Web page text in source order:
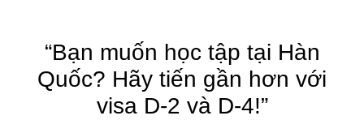
“Bạn muốn học tập tại Hàn
Quốc? Hãy tiến gần hơn với
visa D-2 và D-4!”